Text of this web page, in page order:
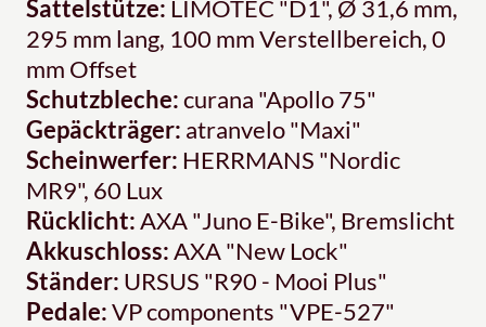
Sattelstütze: LIMOTEC "D1", Ø 31,6 mm,
295 mm lang, 100 mm Verstellbereich, 0
mm Offset
Schutzbleche:curana "Apollo 75"
Gepäckträger: atranvelo "Maxi"
Scheinwerfer: HERRMANS "Nordic
MR9", 60 Lux
Rücklicht:AXA "Juno E-Bike", Bremslicht
Akkuschloss:AXA "New Lock"
Ständer: URSUS "R90 - Mooi Plus"
Pedale:VP components "VPE-527"